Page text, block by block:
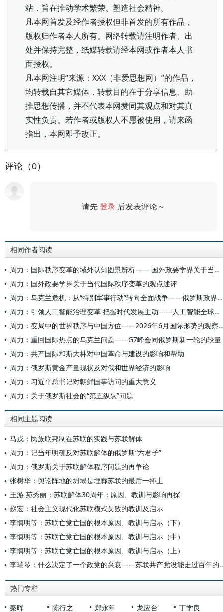
站，旨在推动学术繁荣、塑造社会精神。
凡本网首发及经作者授权但非首发的所有作品，
版权归作者本人所有。网络转载请注明作者、出
处并保持完整，纸媒转载请经本网或作者本人书
面授权。
凡本网注明“来源：XXX（非爱思想网）”的作品，
均转载自其它媒体，转载目的在于分享信息、助
推思想传播，并不代表本网赞同其观点和对其真
实性负责。若作者或版权人不愿被使用，请来函
指出，本网即予改正。
评论（0）
请先登录 后发表评论～
相同作者阅读
周力：国际秩序变革的域外认知图景辨析—— 国外政要学界关于当代秩序变革的观点述评
周力：国外政要学界关于当代国际秩序变革的观点述评
周力：乌克兰危机：从“特别军事行动”转向全面战争——俄罗斯政界学界对当前局势的研判
周力：引领人工智能治理变革 把握时代发展主动——人工智能全球治理的中国担当与世界意义
周力：变局中的世界秩序与中国方位——2026年6月国际形势的观察与思考
周力：重回国际热点的乌克兰问题——G7峰会同俄罗斯新一轮的较量
周力：共产国际和斯大林对中国革命与建设的影响和帮助
周力：俄罗斯黄金产量现状及对俄和世界经济的影响
周力：习近平总书记对朝鲜国事访问的重大意义
周力：关于俄罗斯社会的“第五纵队”问题
相同主题阅读
马戎：民族联邦制在苏联的实践与苏联解体
周力：记当年明确反对苏联解体的俄罗斯“六君子”
周力：俄罗斯关于苏联解体程序问题的再争论
张树华：舆论阵地的坍塌是埋葬苏联的最后一抔土
王游 苑秀丽：苏联解体30周年：原因、教训与影响再探
赵宏：社会主义现代化苏联模式失败的教训及启示
李慎明等：苏联亡党亡国的根本原因、教训与启示（下）
李慎明等：苏联亡党亡国的根本原因、教训与启示（中）
李慎明等：苏联亡党亡国的根本原因、教训与启示（上）
李瑞琴：什么决定了一个政党
热门专栏
秦晖 陈行之 郑永年 龙应台 丁学良